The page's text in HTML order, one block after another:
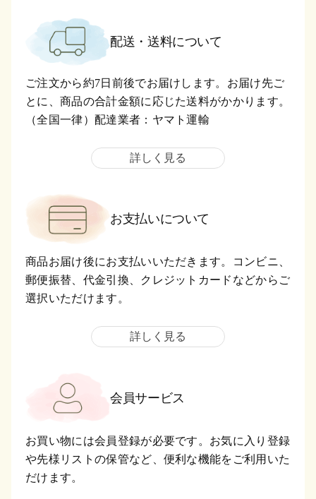
配送・送料について
ご注文から約7日前後でお届けします。お届け先ご
とに、商品の合計金額に応じた送料がかかります。
（全国一律）配達業者：ヤマト運輸
詳しく見る
お支払いについて
商品お届け後にお支払いいただきます。コンビニ、
郵便振替、代金引換、クレジットカードなどからご
選択いただけます。
詳しく見る
会員サービス
お買い物には会員登録が必要です。お気に入り登録
や先様リストの保管など、便利な機能をご利用いた
だけます。